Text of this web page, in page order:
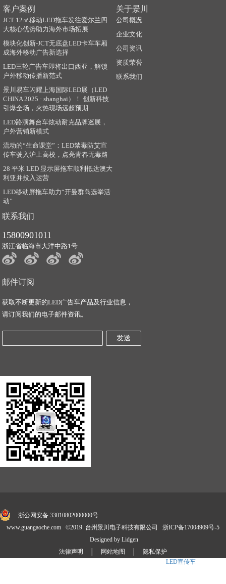
客户案例
JCT 12㎡移动LED拖车发往爱尔兰四
大核心优势助力海外市场拓展
模块化创新-JCT无底盘LED卡车车厢
成海外移动广告新选择
LED三轮广告车即将出口西亚，解锁
户外移动传播新范式
景川易车闪耀上海国际LED展（LED
CHINA 2025 · shanghai）！ 创新科技
引爆全场，火热现场远超预期
LED路演舞台车炫动耐克品牌巡展，
户外营销新模式
流动的“生命课堂”：LED禁毒防艾宣
传车驶入沪上高校，点亮青春无毒路
28 平米 LED 显示屏拖车顺利抵达澳大
利亚并投入运营
LED移动屏拖车助力“开曼群岛选举活
动”
关于景川
公司概况
企业文化
公司资讯
资质荣誉
联系我们
联系我们
15800901011
浙江省临海市大洋中路1号
邮件订阅
获取不断更新的LED广告车产品及行业信息，
请订阅我们的电子邮件资讯。
发送
浙公网安备 33010802000000号
www.guangaoche.com ©2019 台州景川电子科技有限公司 浙ICP备17004909号-5
Designed by Lidgen
法律声明
网站地图
隐私保护
LED宣传车、消防宣传